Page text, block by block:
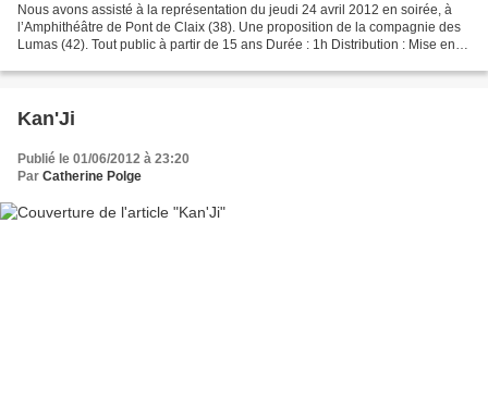
Nous avons assisté à la représentation du jeudi 24 avril 2012 en soirée, à
l’Amphithéâtre de Pont de Claix (38). Une proposition de la compagnie des
Lumas (42). Tout public à partir de 15 ans Durée : 1h Distribution : Mise en
Kan'Ji
Publié le 01/06/2012 à 23:20
Par Catherine Polge